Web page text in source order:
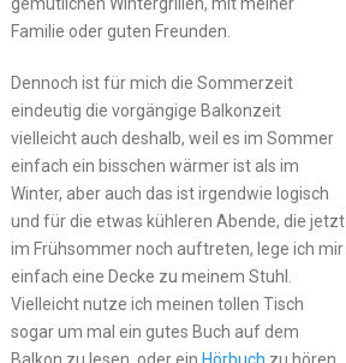
Familie oder guten Freunden.
Dennoch ist für mich die Sommerzeit
eindeutig die vorgängige Balkonzeit
vielleicht auch deshalb, weil es im Sommer
einfach ein bisschen wärmer ist als im
Winter, aber auch das ist irgendwie logisch
und für die etwas kühleren Abende, die jetzt
im Frühsommer noch auftreten, lege ich mir
einfach eine Decke zu meinem Stuhl.
Vielleicht nutze ich meinen tollen Tisch
sogar um mal ein gutes Buch auf dem